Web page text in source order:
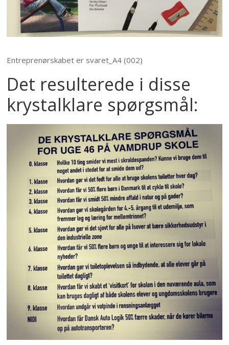
Entreprenørskabet er svaret_A4 (002)
Det resulterede i disse
krystalklare spørgsmål: